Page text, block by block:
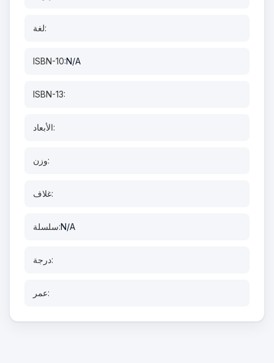
لغة:
ISBN-10:N/A
ISBN-13:
الأبعاد:
وزن:
غلاف:
سلسلة:N/A
درجة:
عمر: